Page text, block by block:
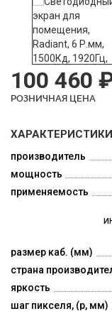
100 460
РОЗНИЧНАЯ ЦЕНА
ХАРАКТЕРИСТИКИ
производитель
мощность
применяемость
размер каб. (мм)
страна
яркость
шаг пикселя, (p, мм)